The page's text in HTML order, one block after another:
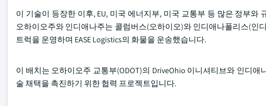
이 기술이 등장한 이후, EU, 미국 에너지부, 미국 교통부 등 많은 정부와
오하이오주와 인디애나주는 콜럼버스(오하이오)와 인디애나폴리스(인
트럭을 운영하며 EASE Logistics의 화물을 운송했습니다.
이 배치는 오하이오주 교통부(ODOT)의 DriveOhio 이니셔티브와 인디
술 채택을 촉진하기 위한 협력 프로젝트입니다.